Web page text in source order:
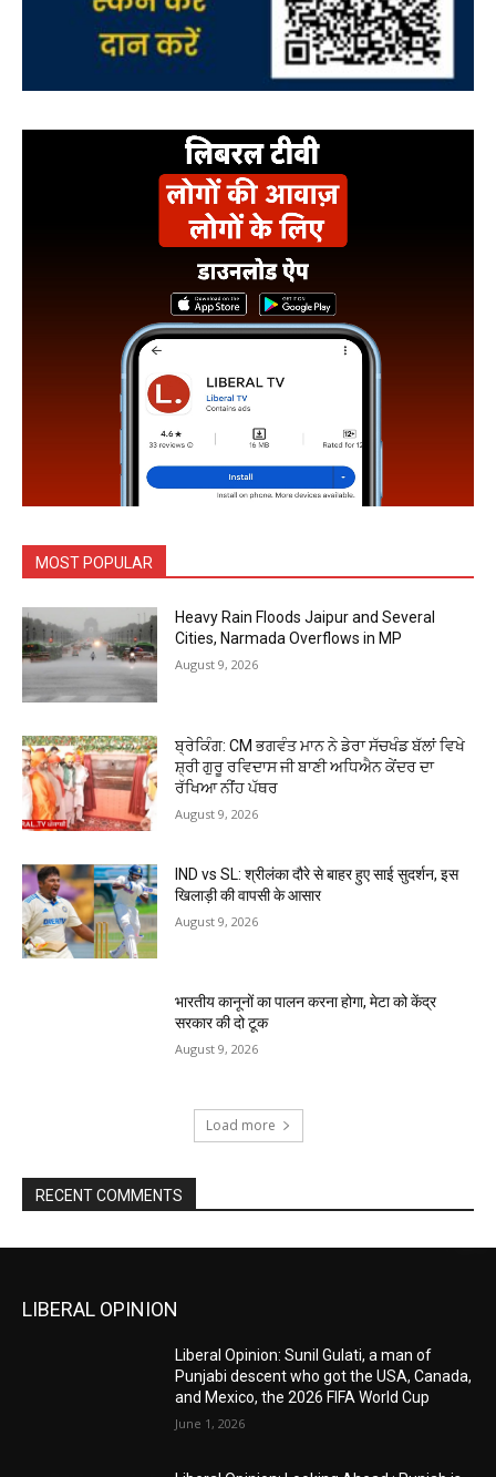
MOST POPULAR
Heavy Rain Floods Jaipur and Several
Cities, Narmada Overflows in MP
August 9, 2026
ਬ੍ਰੇਕਿੰਗ: CM ਭਗਵੰਤ ਮਾਨ ਨੇ ਡੇਰਾ ਸੱਚਖੰਡ ਬੱਲਾਂ ਵਿਖੇ
ਸ਼੍ਰੀ ਗੁਰੂ ਰਵਿਦਾਸ ਜੀ ਬਾਣੀ ਅਧਿਐਨ ਕੇਂਦਰ ਦਾ
ਰੱਖਿਆ ਨੀਂਹ ਪੱਥਰ
August 9, 2026
IND vs SL: श्रीलंका दौरे से बाहर हुए साई सुदर्शन, इस
खिलाड़ी की वापसी के आसार
August 9, 2026
भारतीय कानूनों का पालन करना होगा, मेटा को केंद्र
सरकार की दो टूक
August 9, 2026
Load more
RECENT COMMENTS
LIBERAL OPINION
Liberal Opinion: Sunil Gulati, a man of
Punjabi descent who got the USA, Canada,
and Mexico, the 2026 FIFA World Cup
June 1, 2026